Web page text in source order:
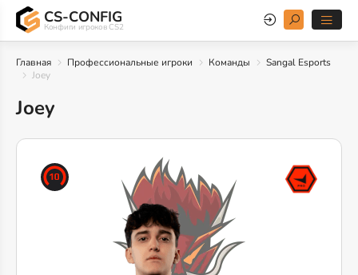
CS-CONFIG
Конфиги игроков CS2
Главная Профессиональные игроки Команды
Sangal Esports
Joey
Joey